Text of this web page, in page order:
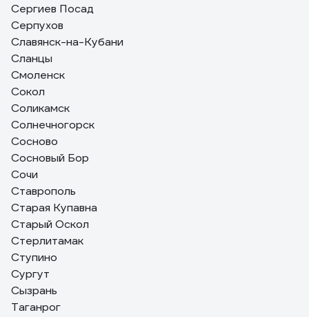
Сергиев Посад
Серпухов
Славянск-на-Кубани
Сланцы
Смоленск
Сокол
Соликамск
Солнечногорск
Сосново
Сосновый Бор
Сочи
Ставрополь
Старая Купавна
Старый Оскол
Стерлитамак
Ступино
Сургут
Сызрань
Таганрог